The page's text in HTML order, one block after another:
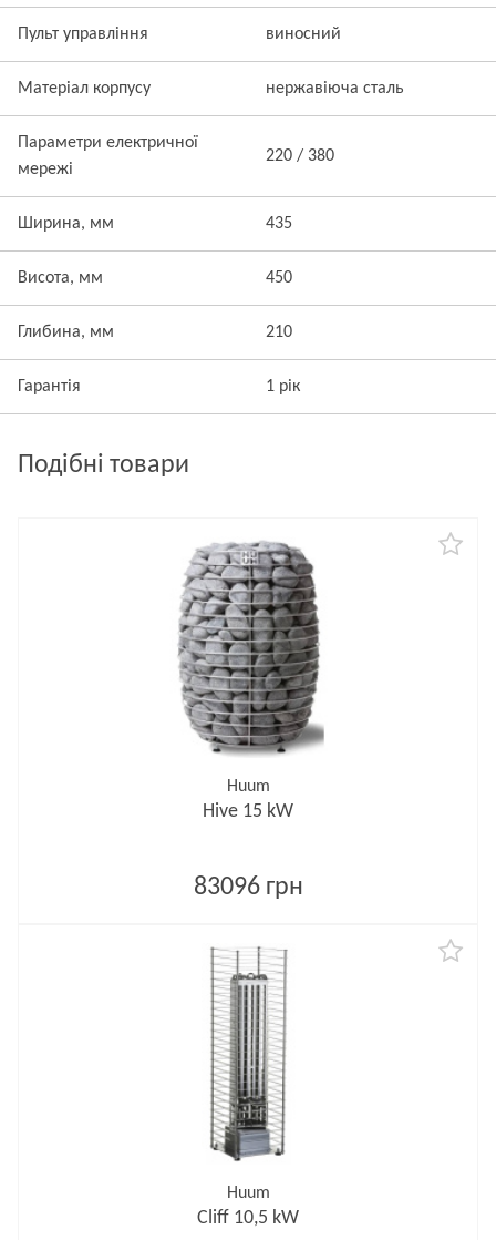
Пульт управління виносний
Матеріал корпусу нержавіюча сталь
Параметри електричної
мережі
220 / 380
Ширина, мм 435
Висота, мм 450
Глибина, мм 210
Гарантія 1 рік
Подібні товари
Huum
Hive 15 kW
83096 грн
Huum
Cliff 10,5 kW